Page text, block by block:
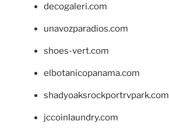
decogaleri.com
unavozparadios.com
shoes-vert.com
elbotanicopanama.com
shadyoaksrockportrvpark.com
jccoinlaundry.com